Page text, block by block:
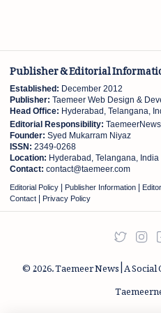
Publisher & Editorial
Established: December 2012
Publisher: Taemeer Web Design &
Head Office: Hyderabad, Telangana,
Editorial Responsibility:
Founder: Syed Mukarram Niyaz
ISSN: 2349-0268
Location: Hyderabad, Telangana, India
Contact: contact@taemeer.com
Editorial Policy | Publisher Information |
Contact | Privacy Policy
2026.Taemeer News | A